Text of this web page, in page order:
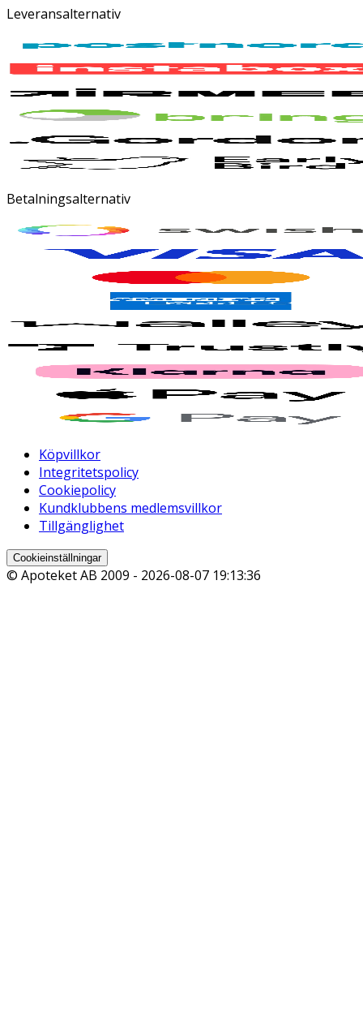
Leveransalternativ
Betalningsalternativ
Köpvillkor
Integritetspolicy
Cookiepolicy
Kundklubbens medlemsvillkor
Tillgänglighet
Cookieinställningar
© Apoteket AB 2009 - 2026-08-07 19:13:36